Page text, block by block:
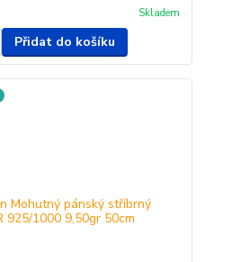
Skladem
Přidat do košíku